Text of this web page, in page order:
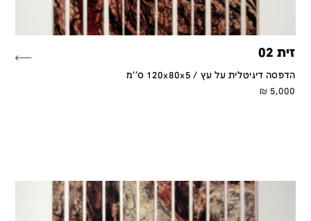
זית 02
הדפסה דיגיטלית על עץ / 120x80x5 ס''מ
5,000
₪